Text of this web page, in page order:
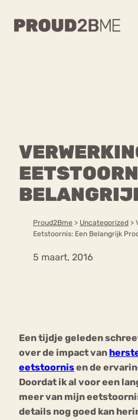
inhoud
Proud2Bme > Uncategorized >
Eetstoornis: Een Belangrijk
5 maart, 2016
Een tijdje geleden
over de impact van
eetstoornisen de
Doordat ik al voor een
meer van mijn
details nog goed kan
Content
WAAR BEN
Over proud2bme
Contact
Proud in de media
Vacatures
VEEL GEZOCHTE
osa
Eetbuien Piekeren
Orthorexia
Afvallen